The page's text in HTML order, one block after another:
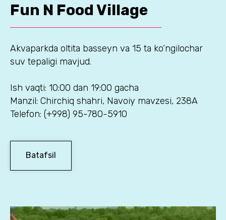
Fun N Food Village
Akvaparkda oltita basseyn va 15 ta ko‘ngilochar
suv tepaligi mavjud.
Ish vaqti: 10:00 dan 19:00 gacha
Manzil: Chirchiq shahri, Navoiy mavzesi, 238A
Telefon: (+998) 95-780-5910
Batafsil